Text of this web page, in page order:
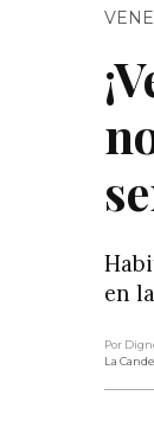
en
Por
La